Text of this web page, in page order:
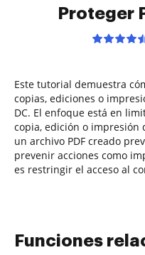
Proteger
Este tutorial demuestra
copias, ediciones o
DC. El enfoque está en
copia, edición o impresión
un archivo PDF creado
prevenir acciones como
es restringir el acceso al
Funciones